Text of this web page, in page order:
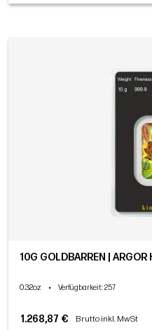
10G GOLDBARREN | ARGOR
0.32oz • Verfügbarkeit: 257
1.268,87 € Brutto inkl. MwSt